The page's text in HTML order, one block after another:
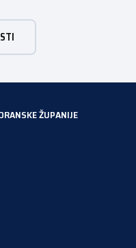
započinje svoju
Pod sloganom
[…]
ŽUPANIJE